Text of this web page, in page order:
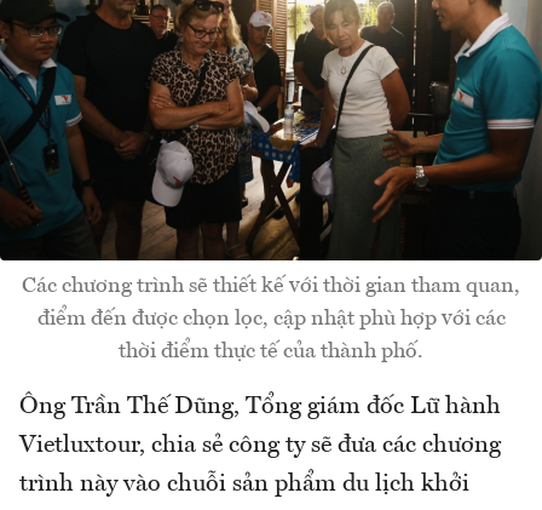
Các chương trình sẽ thiết kế với thời gian tham quan,
điểm đến được chọn lọc, cập nhật phù hợp với các
thời điểm thực tế của thành phố.
Ông Trần Thế Dũng, Tổng giám đốc Lữ hành
Vietluxtour, chia sẻ công ty sẽ đưa các chương
trình này vào chuỗi sản phẩm du lịch khởi